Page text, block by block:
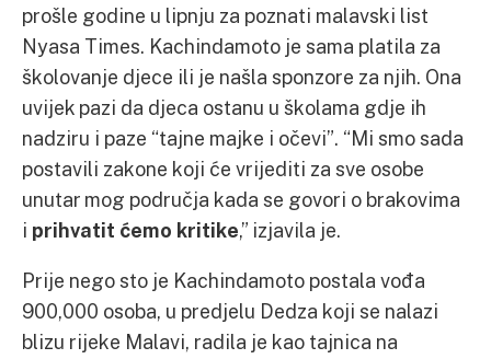
prošle godine u lipnju za poznati malavski list
Nyasa Times. Kachindamoto je sama platila za
školovanje djece ili je našla sponzore za njih. Ona
uvijek pazi da djeca ostanu u školama gdje ih
nadziru i paze “tajne majke i očevi”. “Mi smo sada
postavili zakone koji će vrijediti za sve osobe
unutar mog područja kada se govori o brakovima
i prihvatit ćemo kritike,” izjavila je.
Prije nego sto je Kachindamoto postala vođa
900,000 osoba, u predjelu Dedza koji se nalazi
blizu rijeke Malavi, radila je kao tajnica na